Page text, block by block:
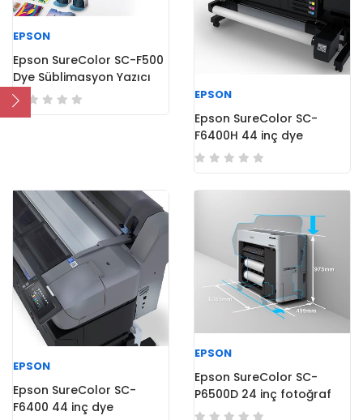
EPSON
Epson SureColor SC-F500
Dye Süblimasyon Yazıcı
EPSON
Epson SureColor SC-
F6400H 44 inç dye
Süblimasyon Yazıcı
EPSON
Epson SureColor SC-
F6400 44 inç dye
EPSON
Epson SureColor SC-
P6500D 24 inç fotoğraf
yazıcısı